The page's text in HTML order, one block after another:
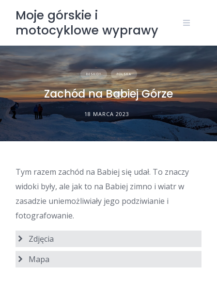
content
Moje górskie i
motocyklowe wyprawy
BESKIDY POLSKA
Zachód na Babiej Górze
18 MARCA 2023
Tym razem zachód na Babiej się udał. To znaczy
widoki były, ale jak to na Babiej zimno i wiatr w
zasadzie uniemożliwiały jego podziwianie i
fotografowanie.
Zdjęcia
Mapa